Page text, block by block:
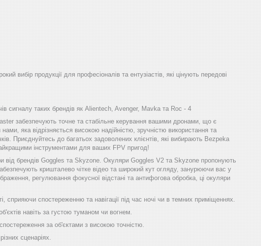
вибір продукції для професіоналів та ентузіастів, які цінують передові
сигналу таких брендів як Alientech, Avenger, Mavka та Roc - 4
забезпечують точне та стабільне керування вашими дронами, що є
яка відрізняється високою надійністю, зручністю використання та
Приєднуйтесь до багатьох задоволених клієнтів, які вибирають Bezpeka
інструментами для ваших FPV пригод!
від брендів Goggles та Skyzone. Окуляри Goggles V2 та Skyzone пропонують
кришталево чітке відео та широкий кут огляду, занурюючи вас у
регулювання фокусної відстані та антифогова обробка, ці окуляри
спостереженню та навігації під час ночі чи в темних приміщеннях.
навіть за густою туманом чи вогнем.
за об'єктами з високою точністю.
сценаріях.